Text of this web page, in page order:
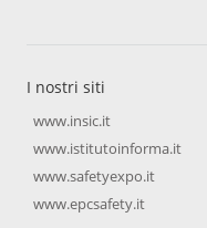
I nostri siti
www.insic.it
www.istitutoinforma.it
www.safetyexpo.it
www.epcsafety.it